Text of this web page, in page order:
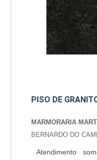
PISO DE
MARMORARIA
BERNARDO DO
Atendimento